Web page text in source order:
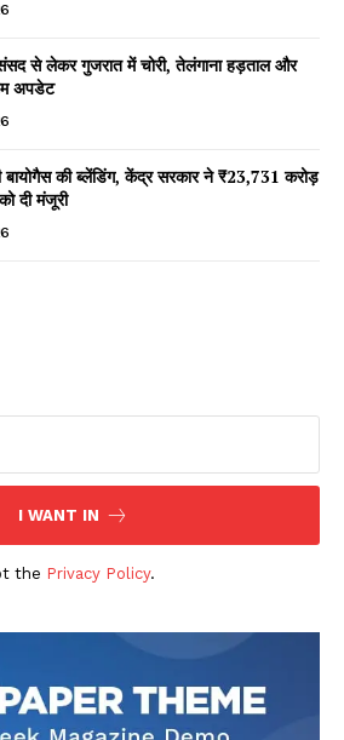
News on AIN
DOWNLOAD NOW
से लेकर गुजरात में चोरी, तेलंगाना हड़ताल और
अपडेट
की ब्लेंडिंग, केंद्र सरकार ने ₹23,731 करोड़
दी मंजूरी
I WANT IN
the Privacy Policy.